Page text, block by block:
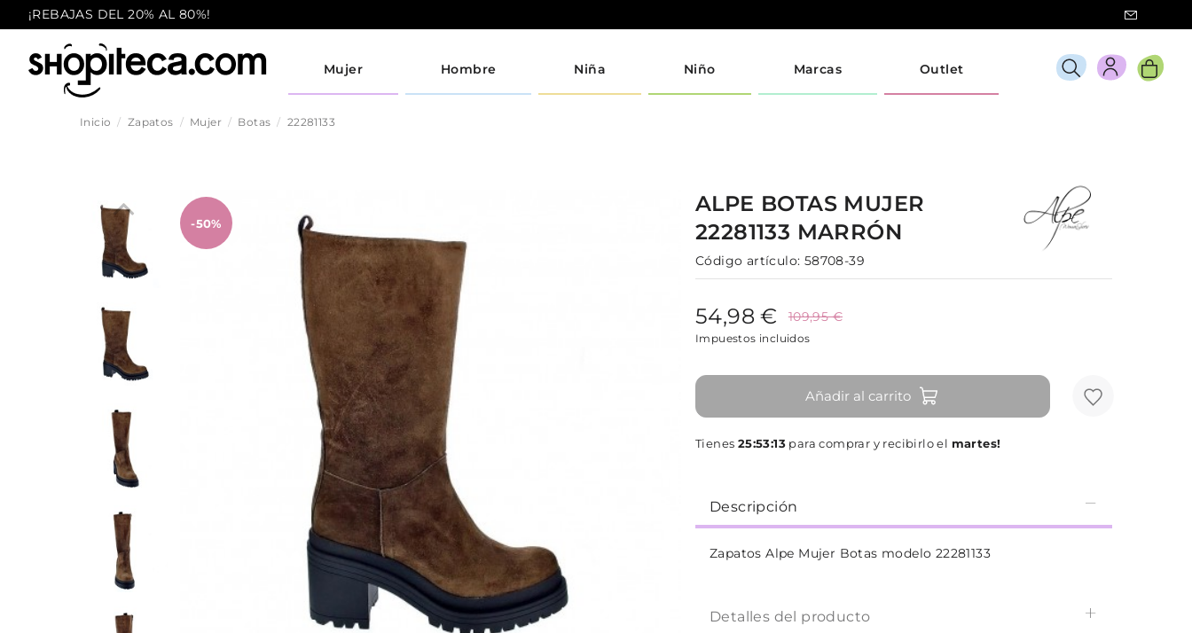
¡REBAJAS DEL 20% AL 80%!
Mujer Hombre Niña Niño Marcas Outlet
Inicio Zapatos Mujer Botas 22281133
-50%
ALPE BOTAS MUJER
22281133 MARRÓN
Código artículo: 58708-39
54,98 € 109,95 €
Impuestos incluidos
Añadir al carrito
Tienes 25:53:13 para comprar y recibirlo el martes!
Descripción
Zapatos Alpe Mujer Botas modelo 22281133
Detalles del producto